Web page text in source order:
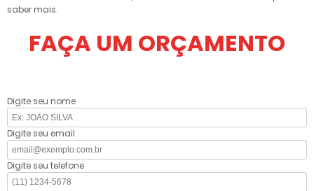
saber mais.
FAÇA UM ORÇAMENTO
Digite seu nome
Digite seu email
Digite seu telefone